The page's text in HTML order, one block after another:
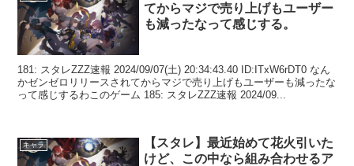
てからマジで売り上げもユーザー
も減ったなって感じする。
181: スタレZZZ速報 2024/09/07(土) 20:34:43.40 ID:ITxW6rDT0 なん
かゼンゼロリリースされてからマジで売り上げもユーザーも減ったな
って感じするわこのゲーム 185: スタレZZZ速報 2024/09...
キャラ
【スタレ】最近始めて花火引いた
けど、この中なら組み合わせるア